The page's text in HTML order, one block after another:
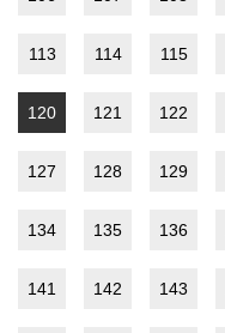
113 114 115
120 121 122
127 128 129
134 135 136
141 142 143